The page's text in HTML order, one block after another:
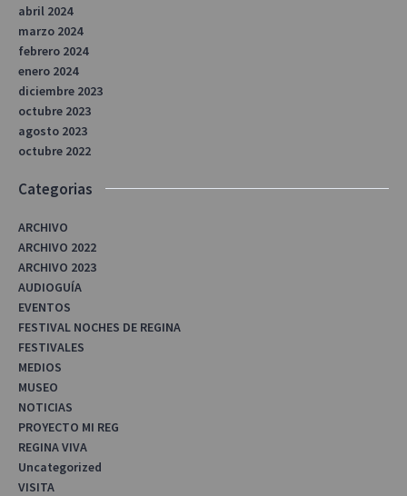
abril 2024
marzo 2024
febrero 2024
enero 2024
diciembre 2023
octubre 2023
agosto 2023
octubre 2022
Categorias
ARCHIVO
ARCHIVO 2022
ARCHIVO 2023
AUDIOGUÍA
EVENTOS
FESTIVAL NOCHES DE REGINA
FESTIVALES
MEDIOS
MUSEO
NOTICIAS
PROYECTO MI REG
REGINA VIVA
Uncategorized
VISITA